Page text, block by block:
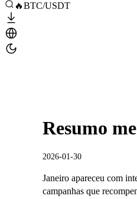
🔥BTC/USDT
Resumo
2026-01-30
Janeiro apareceu com
campanhas que